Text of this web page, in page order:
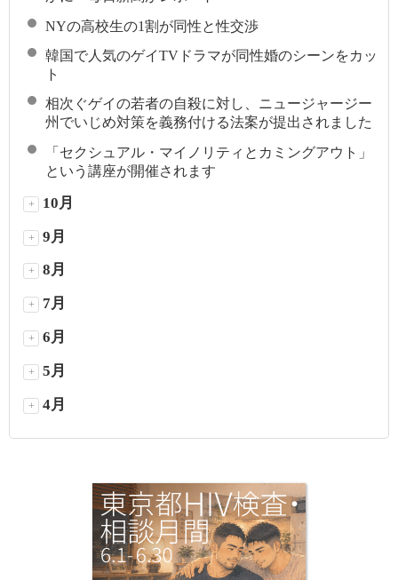
NYの高校生の1割が同性と性交渉
韓国で人気のゲイTVドラマが同性婚のシーンをカッ
ト
相次ぐゲイの若者の自殺に対し、ニュージャージー
州でいじめ対策を義務付ける法案が提出されました
「セクシュアル・マイノリティとカミングアウト」
という講座が開催されます
+ 10月
+ 9月
+ 8月
+ 7月
+ 6月
+ 5月
+ 4月